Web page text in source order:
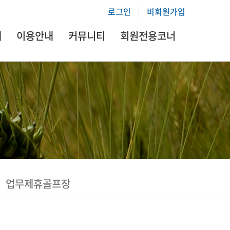
로그인 비회원가입
이용안내 커뮤니티 회원전용코너
업무제휴골프장